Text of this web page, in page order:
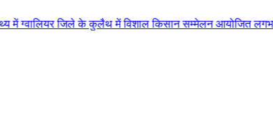
के कुलैथ में विशाल किसान सम्मेलन आयोजित लगभग 87.21